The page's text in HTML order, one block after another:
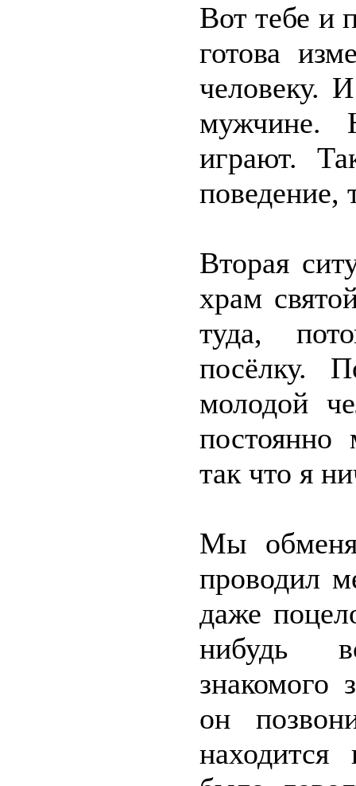
Вот тебе и
готова
человеку.
мужчине.
играют.
поведение,
Вторая
храм
туда,
посёлку.
молодой
постоянно
так что я
Мы
проводил
даже
нибудь
знакомого
он